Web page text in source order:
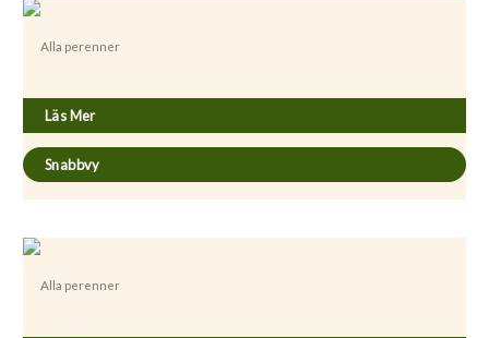
Alla perenner
Läs Mer
Snabbvy
Alla perenner